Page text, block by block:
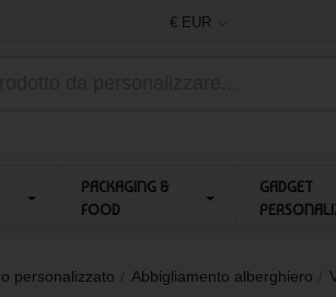
€ EUR
PACKAGING &
FOOD
GADGET
personalizzato Abbigliamento alberghiero